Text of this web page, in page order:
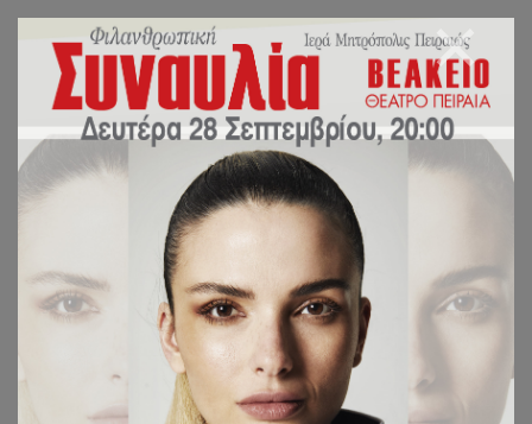
Κατήχηση
Σε όλες τις ενορίες του Πειραιά λειτουργούν, στη διάρκεια κάθε ιεραποστολικού έτους